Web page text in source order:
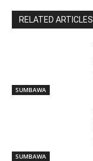
RELATED ARTICLES
SUMBAWA
SUMBAWA